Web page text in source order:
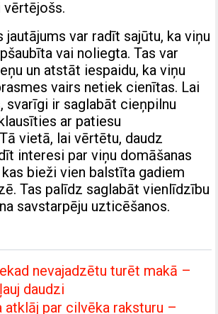
vērtējošs.
var radīt sajūtu, ka viņu
vai noliegta. Tas var
un atstāt iespaidu, ka viņu
vairs netiek cienītas. Lai
svarīgi ir saglabāt cieņpilnu
ar patiesu
vietā, lai vērtētu, daudz
interesi par viņu domāšanas
bieži vien balstīta gadiem
Tas palīdz saglabāt vienlīdzību
savstarpēju uzticēšanos.
nevajadzētu turēt makā –
daudzi
atklāj par cilvēka raksturu –